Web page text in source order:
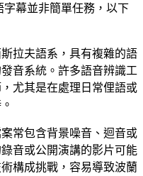
幕並非簡單任務，以下
拉夫語系，具有複雜的語
音系統。許多語音辨識工
尤其是在處理日常俚語或
常包含背景噪音、迴音或
音或公開演講的影片可能
構成挑戰，容易導致波蘭